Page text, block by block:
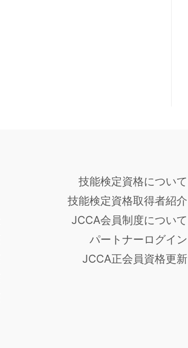
技能検定資格について
技能検定資格取得者紹介
JCCA会員制度について
パートナーログイン
JCCA正会員資格更新